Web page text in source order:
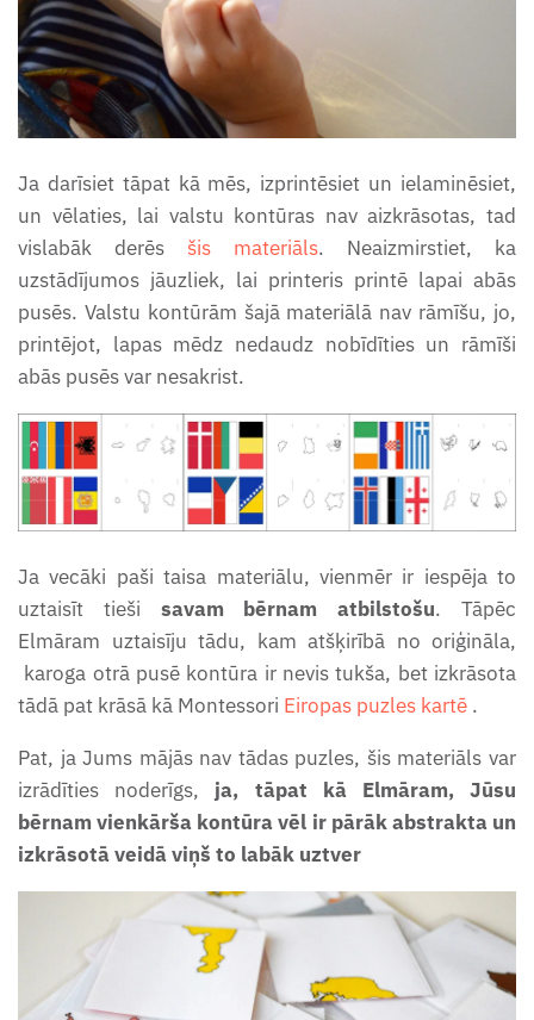
Ja darīsiet tāpat kā mēs, izprintēsiet un ielaminēsiet,
un vēlaties, lai valstu kontūras nav aizkrāsotas, tad
vislabāk derēs
šis materiāls. Neaizmirstiet, ka
uzstādījumos jāuzliek, lai printeris printē lapai abās
pusēs. Valstu kontūrām šajā materiālā nav rāmīšu, jo,
printējot, lapas mēdz nedaudz nobīdīties un rāmīši
abās pusēs var nesakrist.
Ja vecāki paši taisa materiālu, vienmēr ir iespēja to
uztaisīt tieši
savam bērnam atbilstošu. Tāpēc
Elmāram uztaisīju tādu, kam atšķirībā no oriģināla,
karoga otrā pusē kontūra ir nevis tukša, bet izkrāsota
tādā pat krāsā kā Montessori Eiropas puzles kartē .
Pat, ja Jums mājās nav tādas puzles, šis materiāls var
izrādīties noderīgs,
ja, tāpat kā Elmāram, Jūsu
bērnam vienkārša kontūra vēl ir pārāk abstrakta un
izkrāsotā veidā viņš to labāk uztver
Sēņu burtnīca (4-5 g.v.)
Tauriņa attīstības cikla darba
lapas
Uzdevumu krājums "Es iešu
skolā!"
Valentīndienas darba lapas (4-
7 gadi)
Vardes attīstības cikla darba
lapas
Vasaras uzdevumu burtnīca
(4- 5g.)
Vasaras uzdevumu burtnīca
(6-7g.)
Vistas attīstības cikla darba
Zemes un ūdens formu darba
lapas
Zieda daļas - darba lapas
Ziemassvētku gaidīšanas
burtnīca (4-5 gadi)
Vistas attīstības cikla kartītes
Zemes un ūdens formu
kartītes, definīcijas, karte
Zieda uzbūves kartītes
Zvaigznāju kartītes